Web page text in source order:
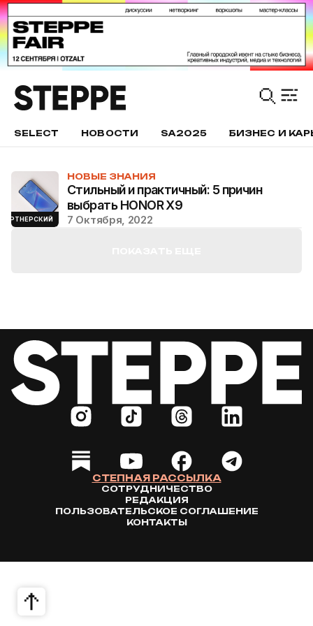
SELECT НОВОСТИ SA2025 БИЗНЕС И
ПАРТНЕРСКИЙ
НОВЫЕ ЗНАНИЯ
Стильный и практичный: 5 причин
выбрать HONOR X9
7 Октября, 2022
СТЕПНАЯ РАССЫЛКА
СОТРУДНИЧЕСТВО
РЕДАКЦИЯ
ПОЛЬЗОВАТЕЛЬСКОЕ СОГЛАШЕНИЕ
КОНТАКТЫ